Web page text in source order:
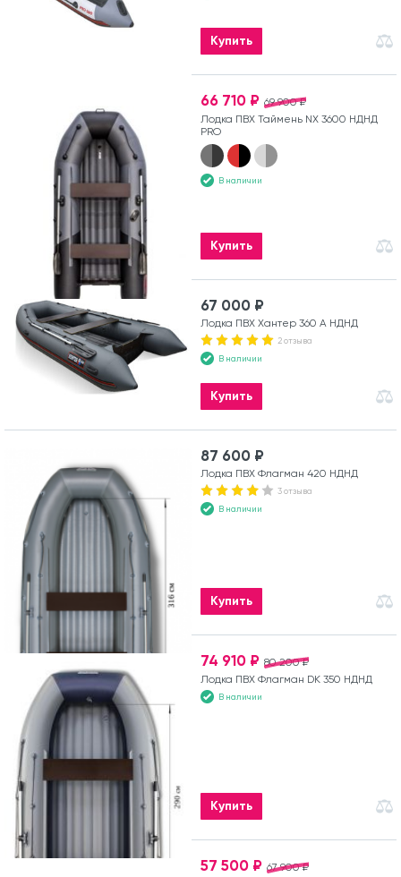
Купить
69 900 ₽
66 710 ₽
Лодка ПВХ Таймень NX 3600 НДНД
PRO
В наличии
Купить
67 000 ₽
Лодка ПВХ Хантер 360 А НДНД
2 отзыва
В наличии
Купить
87 600 ₽
Лодка ПВХ Флагман 420 НДНД
3 отзыва
В наличии
Купить
80 200 ₽
74 910 ₽
Лодка ПВХ Флагман DK 350 НДНД
В наличии
Купить
67 900 ₽
57 500 ₽